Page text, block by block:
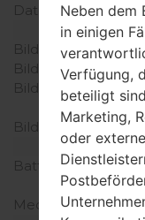
Daten
Bildschirmgröße
Bildschirmtyp
Bildschirmfarben
Batteriekapazität
Mechanische
Neben dem
in einigen
Verfügung,
beteiligt
Marketing,
oder